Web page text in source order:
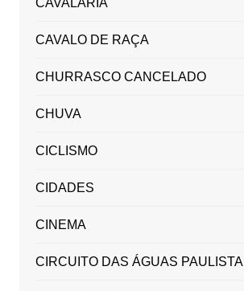
CAVALO DE RAÇA
CHURRASCO CANCELADO
CHUVA
CICLISMO
CIDADES
CINEMA
CIRCUITO DAS ÁGUAS PAULISTA